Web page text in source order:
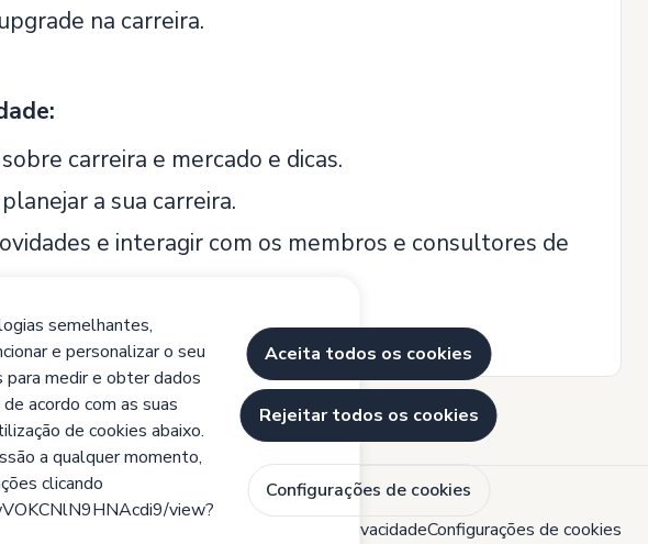
na carreira.
carreira e mercado e dicas.
a sua carreira.
e interagir com os membros e consultores de
Política de PrivacidadeConfigurações de cookies
semelhantes,
e personalizar o seu
medir e obter dados
acordo com as suas
de cookies abaixo.
a qualquer momento,
clicando
view?
Aceita todos os cookies
Rejeitar todos os cookies
Configurações de cookies